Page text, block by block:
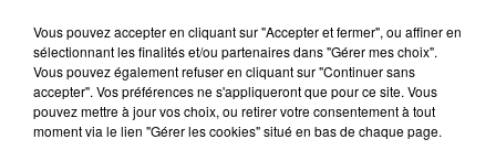
7 août 2026
Angèle et Amélie Lens dévoilent leur
collaboration tant attendue
Vous pouvez accepter en cliquant sur "Accepter et fermer", ou affiner en
sélectionnant les finalités et/ou partenaires dans "Gérer mes choix".
Vous pouvez également refuser en cliquant sur "Continuer sans
accepter". Vos préférences ne s'appliqueront que pour ce site. Vous
pouvez mettre à jour vos choix, ou retirer votre consentement à tout
moment via le lien "Gérer les cookies" situé en bas de chaque page.